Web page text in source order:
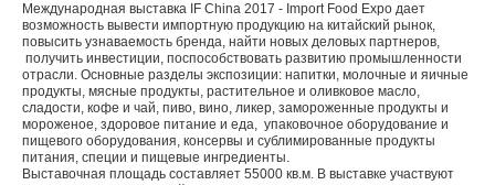
Международная выставка IF China 2017 - Import Food Expo дает
возможность вывести импортную продукцию на китайский рынок,
повысить узнаваемость бренда, найти новых деловых партнеров,
получить инвестиции, поспособствовать развитию промышленности
отрасли. Основные разделы экспозиции: напитки, молочные и яичные
продукты, мясные продукты, растительное и оливковое масло,
сладости, кофе и чай, пиво, вино, ликер, замороженные продукты и
мороженое, здоровое питание и еда, упаковочное оборудование и
пищевого оборудования, консервы и сублимированные продукты
питания, специи и пищевые ингредиенты.
Выставочная площадь составляет 55000 кв.м. В выставке участвуют